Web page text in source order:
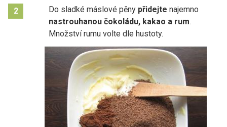
2 Do sladké máslové pěny přidejte najemno
nastrouhanou čokoládu, kakao a rum.
Množství rumu volte dle hustoty.